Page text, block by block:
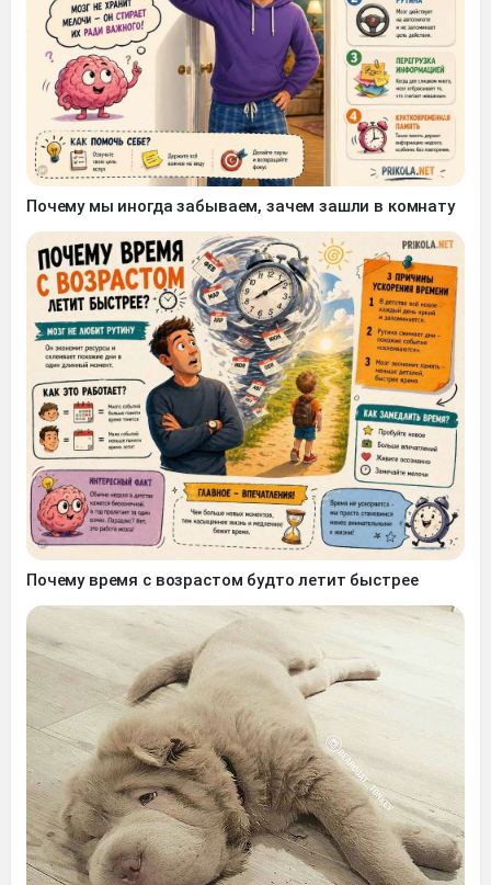
Почему мы иногда забываем, зачем зашли в комнату
Почему время с возрастом будто летит быстрее